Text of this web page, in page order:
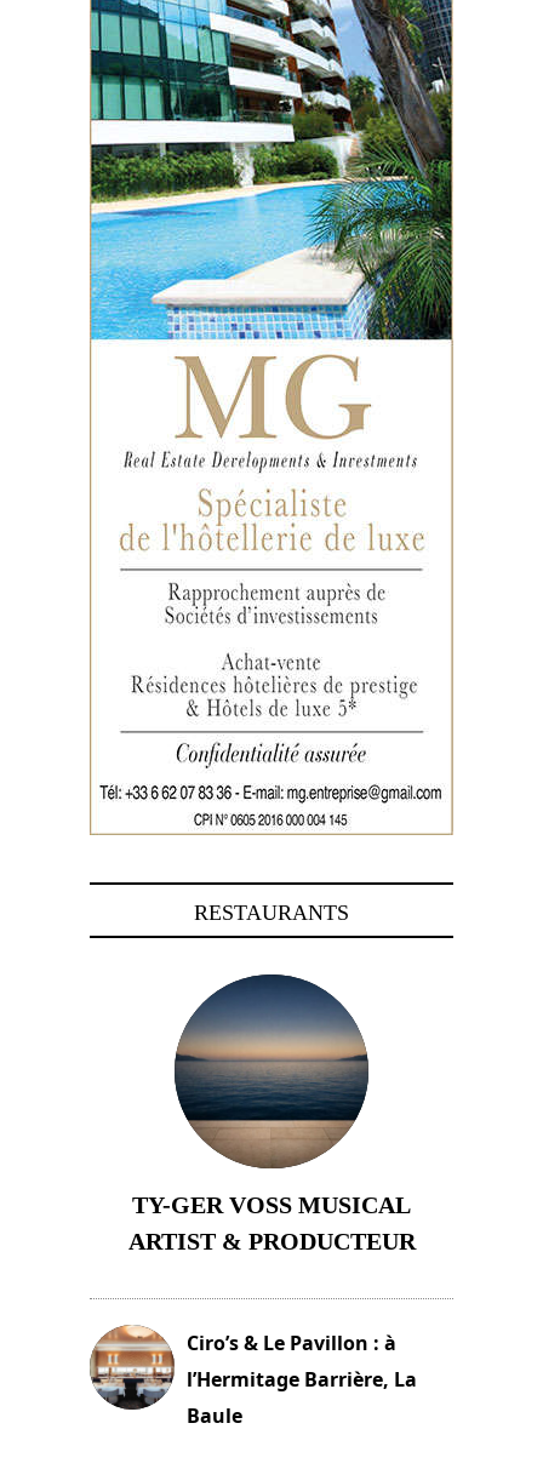
RESTAURANTS
TY-GER VOSS MUSICAL
ARTIST & PRODUCTEUR
Ciro’s & Le Pavillon : à
l’Hermitage Barrière, La
Baule